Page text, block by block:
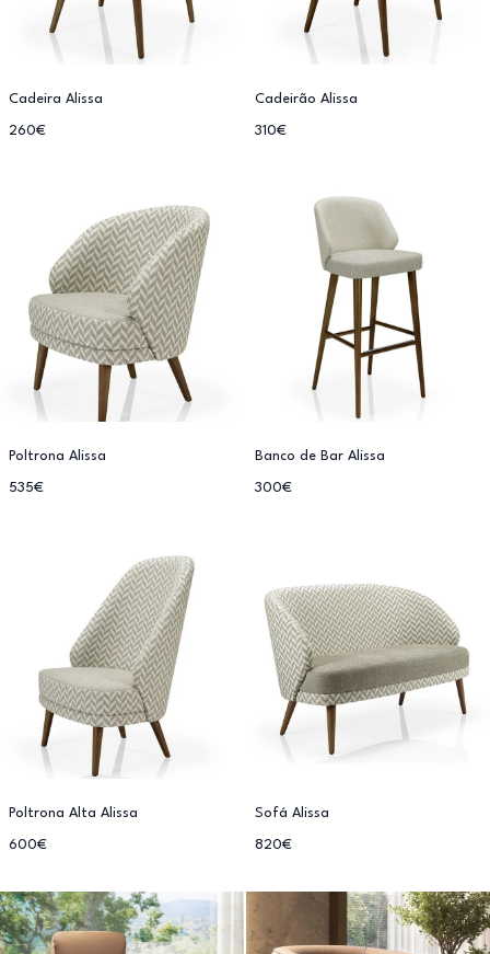
Cadeira Alissa
260€
Cadeirão Alissa
310€
Poltrona Alissa
535€
Banco de Bar Alissa
300€
Poltrona Alta Alissa
600€
Sofá Alissa
820€